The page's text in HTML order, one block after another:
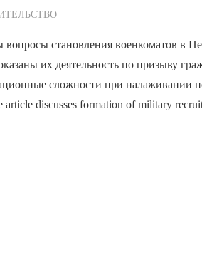
становления военкоматов в
их деятельность по призыву
сложности при налаживании
article discusses formation of military